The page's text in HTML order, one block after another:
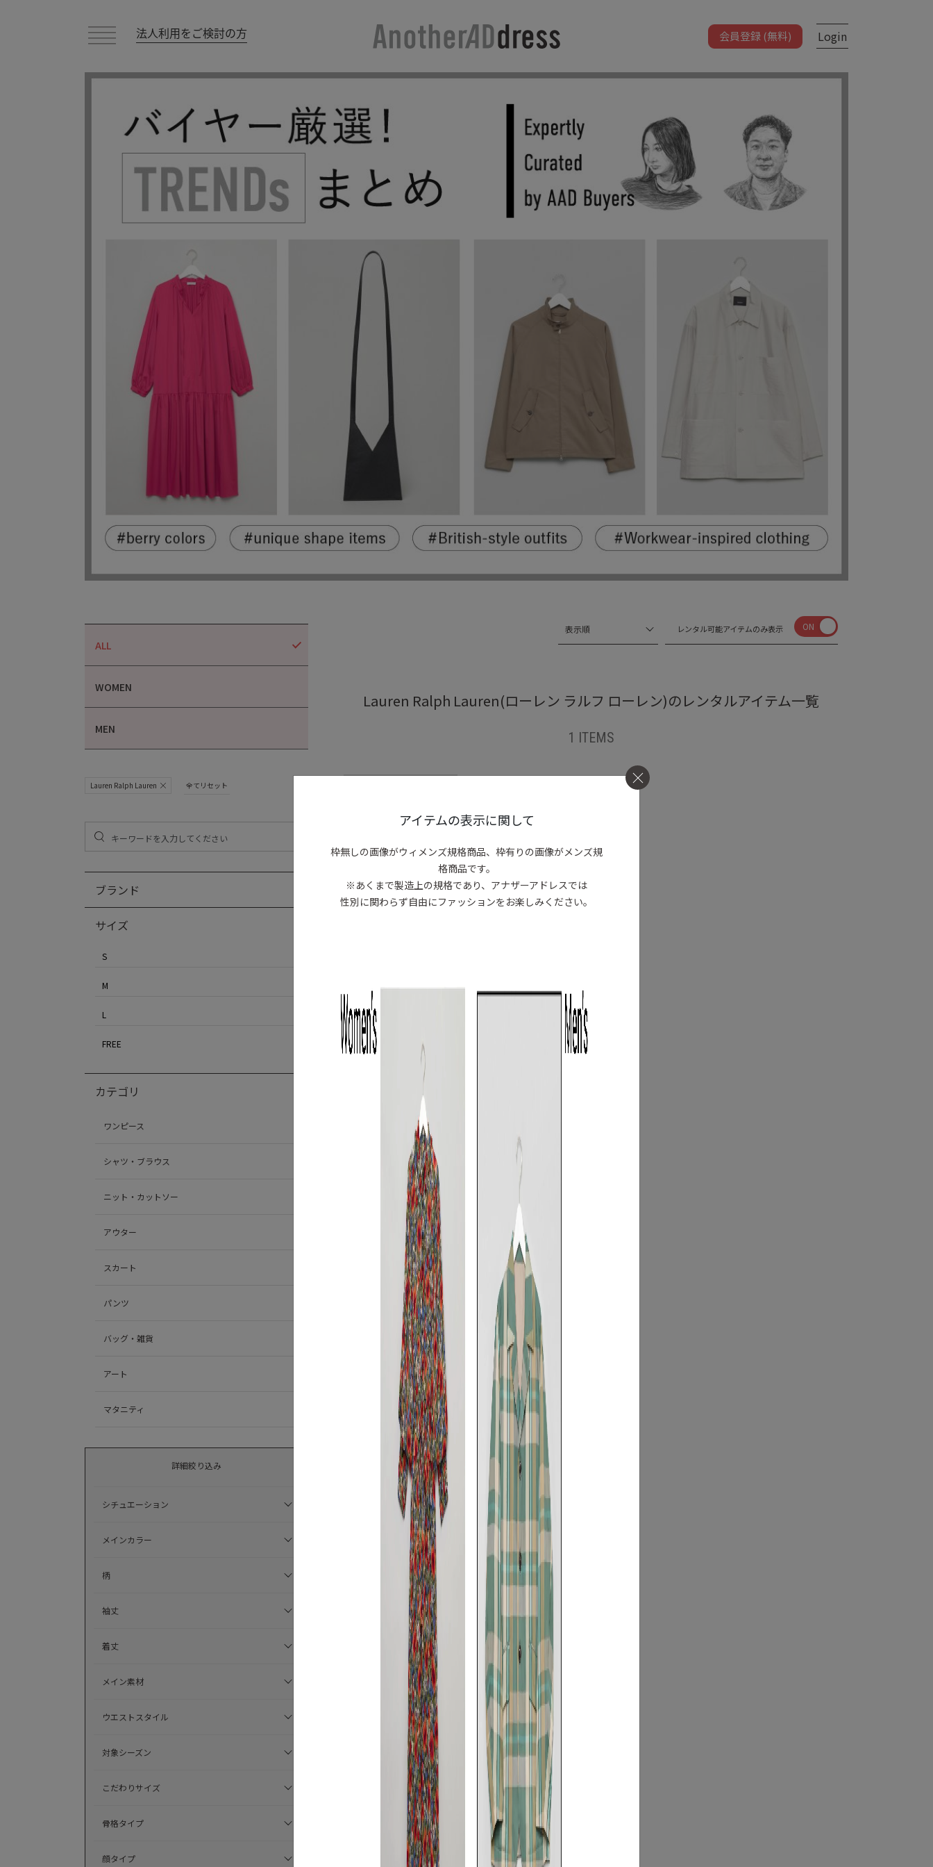
法人利用をご検討の方 会員登録 (無料) Login
ALL
WOMEN
MEN
Lauren Ralph Lauren 全てリセット
ブランド
サイズ
S
M
L
FREE
カテゴリ
ワンピース
シャツ・ブラウス
ニット・カットソー
アウター
スカート
パンツ
バッグ・雑貨
アート
マタニティ
詳細絞り込み
シチュエーション
メインカラー
柄
袖丈
着丈
メイン素材
ウエストスタイル
対象シーズン
こだわりサイズ
骨格タイプ
顔タイプ
表示順 レンタル可能アイテムのみ表示 ON
Lauren Ralph Lauren(ローレン ラルフ ローレン)のレンタルアイテム一覧
1 ITEMS
バッグ
FREE ◯
アイテムの表示に関して
枠無しの画像がウィメンズ規格商品、 枠有りの画像がメンズ規
格商品です。
※あくまで製造上の規格であり、アナザーアドレスでは
性別に関わらず自由にファッションをお楽しみください。